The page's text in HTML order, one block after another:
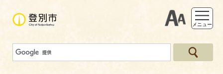
支援ツー
メニュー